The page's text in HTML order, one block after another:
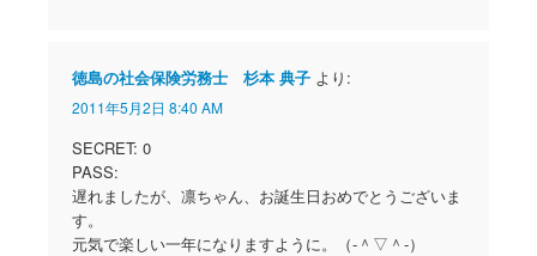
徳島の社会保険労務士 杉本 典子 より:
2011年5月2日 8:40 AM
SECRET: 0
PASS:
遅れましたが、凛ちゃん、お誕生日おめでとうございま
す。
元気で楽しい一年になりますように。（‐＾▽＾‐）